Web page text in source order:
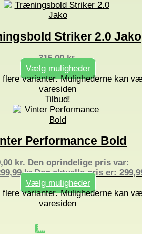
Striker 2.0 Jako
315,00kr.
Vælg muligheder
flere varianter. Mulighederne kan
varesiden
Tilbud!
Performance Bold
kr. Den oprindelige pris var:
kr.Den aktuelle pris er:
Vælg muligheder
flere varianter. Mulighederne kan
varesiden